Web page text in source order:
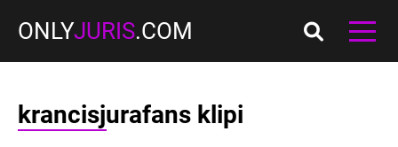
ONLYJURIS.COM
krancisjurafans klipi